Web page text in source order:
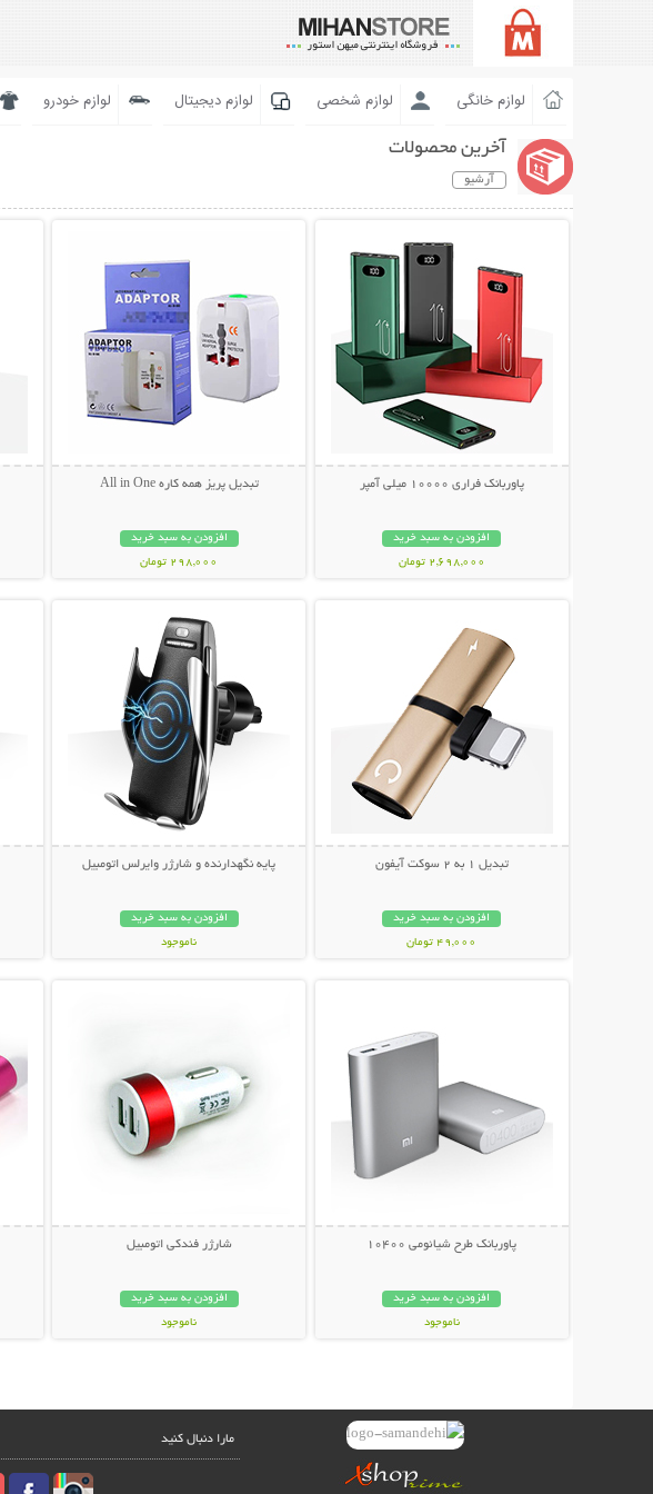
لوازم خانگی لوازم شخصی لوازم دیجیتال لوازم خودرو
آخرین محصولات
آرشیو
پاوربانک فراری 10000 میلی آمپر
افزودن به سبد خرید
2,698,000 تومان
تبدیل پریز همه کاره All in One
افزودن به سبد خرید
298,000 تومان
تبدیل 1 به 2 سوکت آیفون
افزودن به سبد خرید
49,000 تومان
پایه نگهدارنده و شارژر وایرلس اتومبیل
افزودن به سبد خرید
ناموجود
پاوربانک طرح شیائومی 10400
افزودن به سبد خرید
ناموجود
شارژر فندکی اتومبیل
افزودن به سبد خرید
ناموجود
مارا دنبال کنید